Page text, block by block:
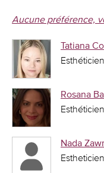
Aucune préférence,
Tatiana
Rosana
Nada